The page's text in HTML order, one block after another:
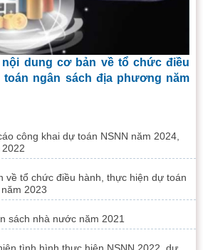
dung cơ bản về tổ chức điều
ngân sách địa phương năm
công khai dự toán NSNN năm 2024,
về tổ chức điều hành, thực hiện dự toán
2023
sách nhà nước năm 2021